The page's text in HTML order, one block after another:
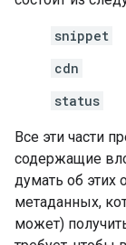
snippet
cdn
status
Все эти части
содержащие
думать об этих
метаданных,
может)